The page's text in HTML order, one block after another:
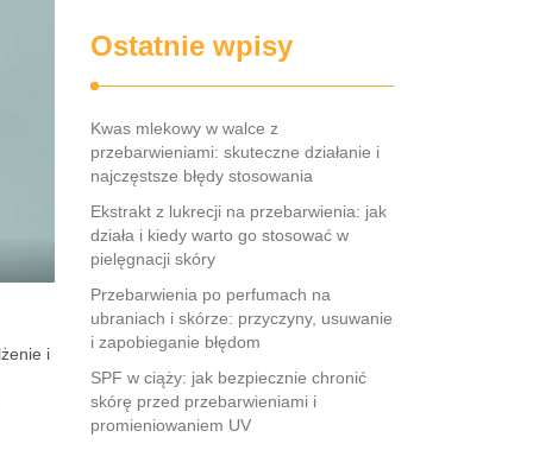
i
Ostatnie wpisy
Kwas mlekowy w walce z
przebarwieniami: skuteczne działanie i
najczęstsze błędy stosowania
Ekstrakt z lukrecji na przebarwienia: jak
działa i kiedy warto go stosować w
pielęgnacji skóry
Przebarwienia po perfumach na
ubraniach i skórze: przyczyny, usuwanie
i zapobieganie błędom
SPF w ciąży: jak bezpiecznie chronić
skórę przed przebarwieniami i
promieniowaniem UV